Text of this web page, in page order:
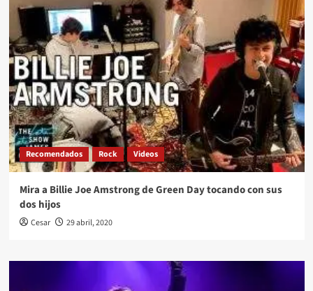
Recomendados Rock Videos
Mira a Billie Joe Amstrong de Green Day tocando con sus
dos hijos
Cesar 29 abril, 2020